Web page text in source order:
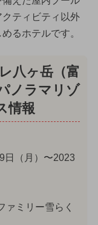
クティビティ以外
るホテルです。
八ヶ岳（富
ノラマリゾ
情報
日（月）〜2023
ァミリー雪らく